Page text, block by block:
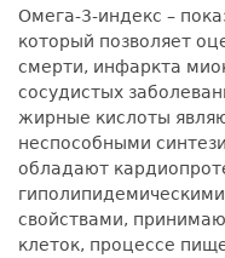
Омега-3-индекс –
который позволяет
смерти, инфаркта
сосудистых
жирные кислоты
неспособными
обладают
свойствами,
клеток, процессе